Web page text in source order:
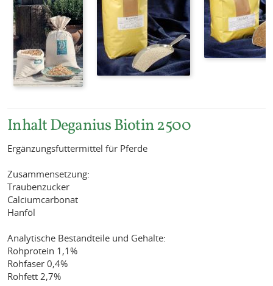
Inhalt Deganius Biotin 2500
Ergänzungsfuttermittel für Pferde
Zusammensetzung:
Traubenzucker
Calciumcarbonat
Hanföl
Analytische Bestandteile und Gehalte:
Rohprotein 1,1%
Rohfaser 0,4%
Rohfett 2,7%